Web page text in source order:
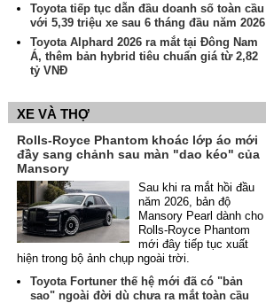
Toyota tiếp tục dẫn đầu doanh số toàn cầu
với 5,39 triệu xe sau 6 tháng đầu năm 2026
Toyota Alphard 2026 ra mắt tại Đông Nam
Á, thêm bản hybrid tiêu chuẩn giá từ 2,82
tỷ VNĐ
XE VÀ THỢ
Rolls-Royce Phantom khoác lớp áo mới
đầy sang chảnh sau màn "dao kéo" của
Mansory
Sau khi ra mắt hồi đầu
năm 2026, bản độ
Mansory Pearl dành cho
Rolls-Royce Phantom
mới đây tiếp tục xuất
hiện trong bộ ảnh chụp ngoài trời.
Toyota Fortuner thế hệ mới đã có "bản
sao" ngoài đời dù chưa ra mắt toàn cầu